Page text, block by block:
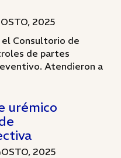
2025
Consultorio de
de partes
Atendieron a
urémico
2025